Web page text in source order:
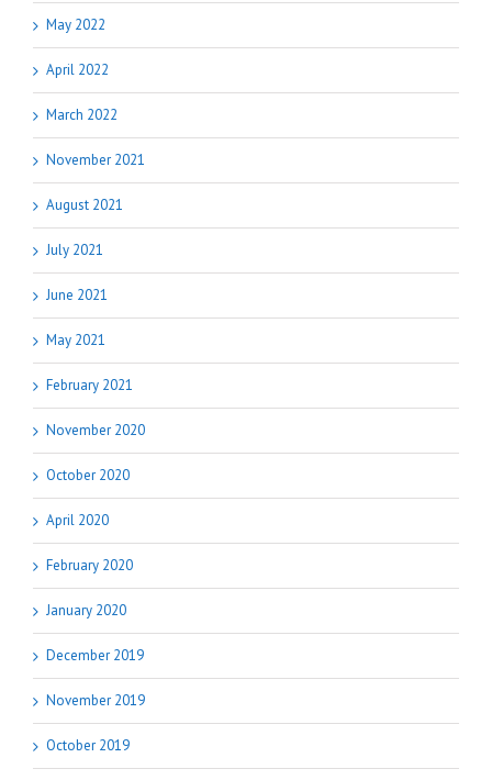
May 2022
April 2022
March 2022
November 2021
August 2021
July 2021
June 2021
May 2021
February 2021
November 2020
October 2020
April 2020
February 2020
January 2020
December 2019
November 2019
October 2019